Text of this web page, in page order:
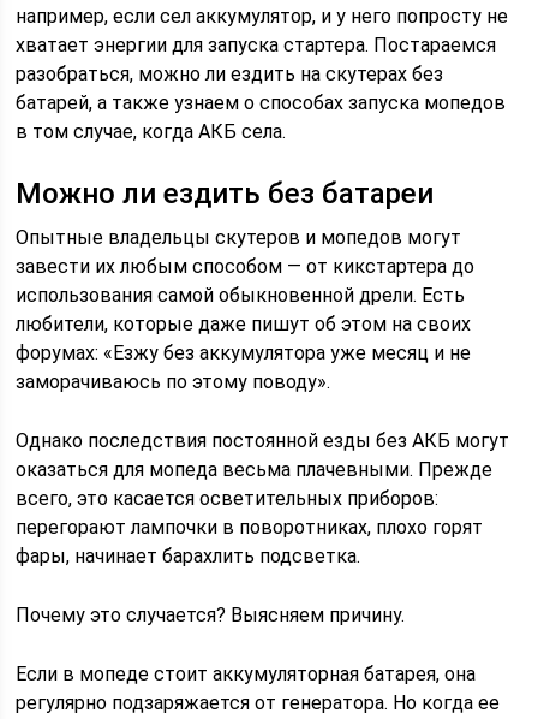
например, если сел аккумулятор, и у него попросту не
хватает энергии для запуска стартера. Постараемся
разобраться, можно ли ездить на скутерах без
батарей, а также узнаем о способах запуска мопедов
в том случае, когда АКБ села.
Можно ли ездить без батареи
Опытные владельцы скутеров и мопедов могут
завести их любым способом — от кикстартера до
использования самой обыкновенной дрели. Есть
любители, которые даже пишут об этом на своих
форумах: «Езжу без аккумулятора уже месяц и не
заморачиваюсь по этому поводу».
Однако последствия постоянной езды без АКБ могут
оказаться для мопеда весьма плачевными. Прежде
всего, это касается осветительных приборов:
перегорают лампочки в поворотниках, плохо горят
фары, начинает барахлить подсветка.
Почему это случается? Выясняем причину.
Если в мопеде стоит аккумуляторная батарея, она
регулярно подзаряжается от генератора. Но когда ее